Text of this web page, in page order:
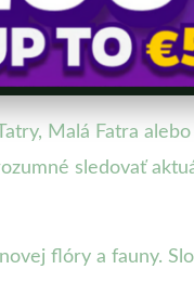
Malá Fatra
sledovať
flóry a fauny.